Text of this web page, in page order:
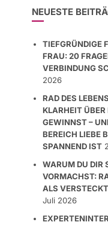
NEUESTE
TIEFGRÜNDIGE
FRAU: 20
VERBINDUNG
2026
RAD DES
KLARHEIT ÜBER
GEWINNST –
BEREICH LIEBE
SPANNEND IST
WARUM DU DIR
VORMACHST:
ALS
Juli 2026